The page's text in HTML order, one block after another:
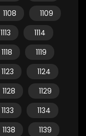
1108
1109
1113
1114
1118
1119
1123
1124
1128
1129
1133
1134
1138
1139